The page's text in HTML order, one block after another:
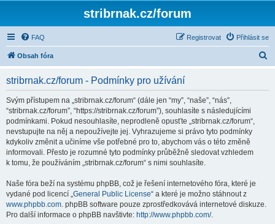
stribrnak.cz/forum
FAQ Přihlásit se
Registrovat
Obsah fóra
stribrnak.cz/forum - Podmínky pro užívání
Svým přístupem na „stribrnak.cz/forum“ (dále jen “my”, “naše”, “nás”,
“stribrnak.cz/forum”, “https://stribrnak.cz/forum”), souhlasíte s následujícími
podmínkami. Pokud nesouhlasíte, neprodleně opusťte „stribrnak.cz/forum“,
nevstupujte na něj a nepoužívejte jej. Vyhrazujeme si právo tyto podmínky
kdykoliv změnit a učiníme vše potřebné pro to, abychom vás o této změně
informovali. Přesto je rozumné tyto podmínky průběžně sledovat vzhledem
k tomu, že používáním „stribrnak.cz/forum“ s nimi souhlasíte.
Naše fóra beží na systému phpBB, což je řešení internetového fóra, které je
vydané pod licencí „General Public License“ a které je možno stáhnout z
www.phpbb.com. phpBB software pouze zprostředkovává internetové diskuze.
Pro další informace o phpBB navštivte: http://www.phpbb.com/.